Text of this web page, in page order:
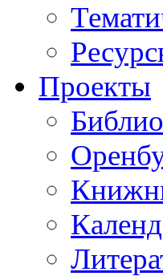
Проекты